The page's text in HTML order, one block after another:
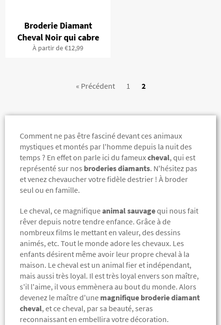
Broderie Diamant
Cheval Noir qui cabre
À partir de €12,99
« Précédent 1 2
Comment ne pas être fasciné devant ces animaux
mystiques et montés par l'homme depuis la nuit des
temps ? En effet on parle ici du fameuxcheval, qui est
représenté sur nos broderies diamants. N'hésitez pas
et venez chevaucher votre fidèle destrier ! À broder
seul ou en famille.
Le cheval, ce magnifiqueanimal sauvagequi nous fait
rêver depuis notre tendre enfance. Grâce à de
nombreux films le mettant en valeur, des dessins
animés, etc. Tout le monde adore les chevaux. Les
enfants désirent même avoir leur propre cheval à la
maison. Le cheval est un animal fier et indépendant,
mais aussi très loyal. Il est très loyal envers son maître,
s'il l'aime, il vous emmènera au bout du monde. Alors
devenez le maître d'une magnifique broderie diamant
cheval, et ce cheval, par sa beauté, seras
reconnaissant en embellira votre décoration.